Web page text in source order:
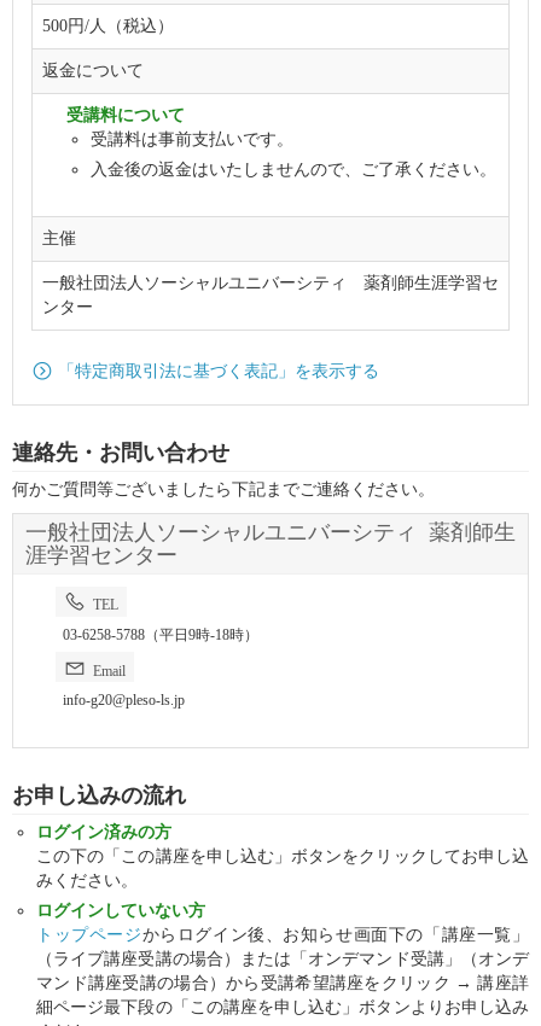
500円/人（税込）
返金について
受講料について
受講料は事前支払いです。
入金後の返金はいたしませんので、ご了承ください。
主催
一般社団法人ソーシャルユニバーシティ 薬剤師生涯学習セ
ンター
「特定商取引法に基づく表記」を表示する
連絡先・お問い合わせ
何かご質問等ございましたら下記までご連絡ください。
一般社団法人ソーシャルユニバーシティ 薬剤師生
涯学習センター
TEL
03-6258-5788（平日9時-18時）
Email
info-g20@pleso-ls.jp
お申し込みの流れ
ログイン済みの方
この下の「この講座を申し込む」ボタンをクリックしてお申し込
みください。
ログインしていない方
トップページからログイン後、お知らせ画面下の「講座一覧」
（ライブ講座受講の場合）または「オンデマンド受講」（オンデ
マンド講座受講の場合）から受講希望講座をクリック → 講座詳
細ページ最下段の「この講座を申し込む」ボタンよりお申し込み